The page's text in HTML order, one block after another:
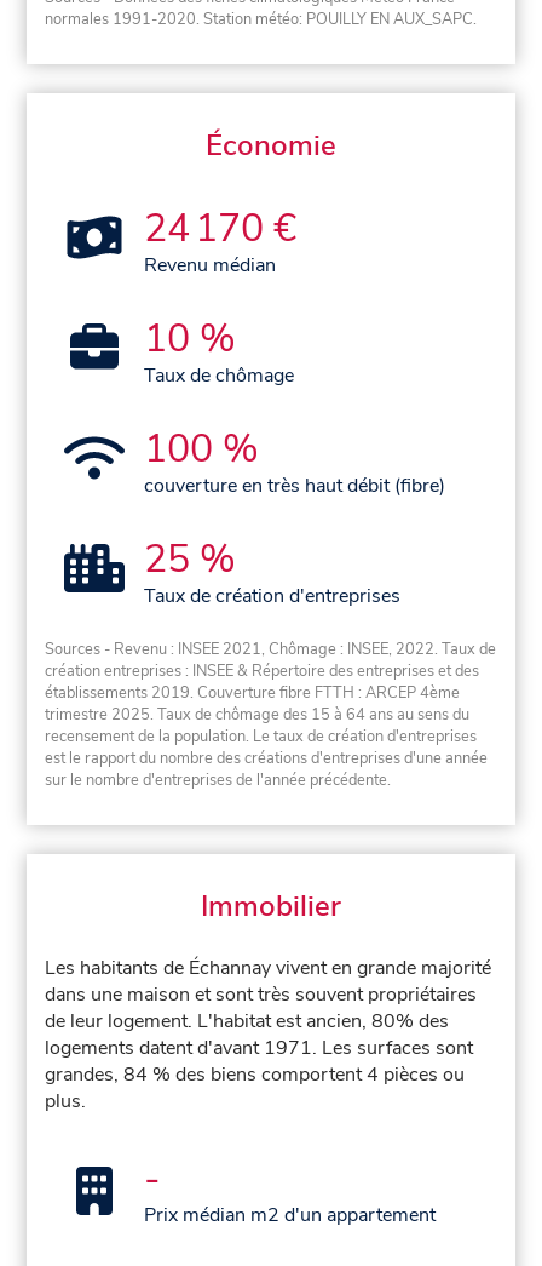
normales 1991-2020. Station météo: POUILLY EN AUX_SAPC.
Économie
24 170 €
Revenu médian
10 %
Taux de chômage
100 %
couverture en très haut débit (fibre)
25 %
Taux de création d'entreprises
Sources - Revenu : INSEE 2021, Chômage : INSEE, 2022. Taux de
création entreprises : INSEE & Répertoire des entreprises et des
établissements 2019. Couverture fibre FTTH : ARCEP 4ème
trimestre 2025. Taux de chômage des 15 à 64 ans au sens du
recensement de la population. Le taux de création d'entreprises
est le rapport du nombre des créations d'entreprises d'une année
sur le nombre d'entreprises de l'année précédente.
Immobilier
Les habitants de Échannay vivent en grande majorité
dans une maison et sont très souvent propriétaires
de leur logement. L'habitat est ancien, 80% des
logements datent d'avant 1971. Les surfaces sont
grandes, 84 % des biens comportent 4 pièces ou
plus.
-
Prix médian m2 d'un appartement